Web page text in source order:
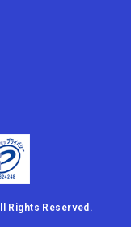
Rights Reserved.